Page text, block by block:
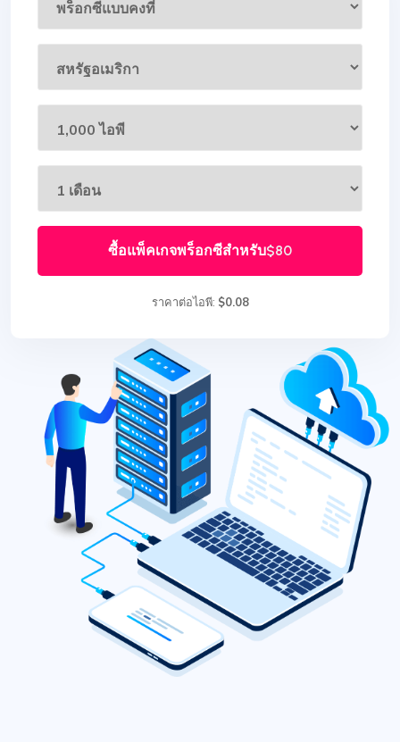
ซื้อแพ็คเกจพร็อกซีสำหรับ$80
ราคาต่อไอพี: $0.08